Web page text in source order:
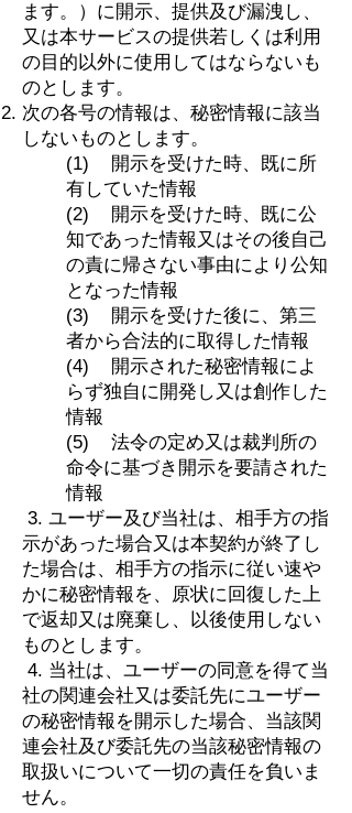
ます。）に開示、提供及び漏洩し、
又は本サービスの提供若しくは利用
の目的以外に使用してはならないも
のとします。
次の各号の情報は、秘密情報に該当
しないものとします。
(1) 開示を受けた時、既に所
有していた情報
(2) 開示を受けた時、既に公
知であった情報又はその後自己
の責に帰さない事由により公知
となった情報
(3) 開示を受けた後に、第三
者から合法的に取得した情報
(4) 開示された秘密情報によ
らず独自に開発し又は創作した
情報
(5) 法令の定め又は裁判所の
命令に基づき開示を要請された
情報
3. ユーザー及び当社は、相手方の指
示があった場合又は本契約が終了し
た場合は、相手方の指示に従い速や
かに秘密情報を、原状に回復した上
で返却又は廃棄し、以後使用しない
ものとします。
4. 当社は、ユーザーの同意を得て当
社の関連会社又は委託先にユーザー
の秘密情報を開示した場合、当該関
連会社及び委託先の当該秘密情報の
取扱いについて一切の責任を負いま
せん。